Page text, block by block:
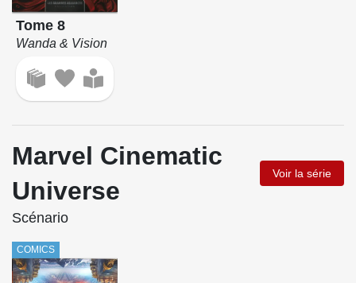
Tome 8
Wanda & Vision
Marvel Cinematic
Universe
Voir la série
Scénario
COMICS